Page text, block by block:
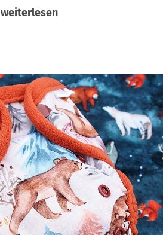
weiterlesen